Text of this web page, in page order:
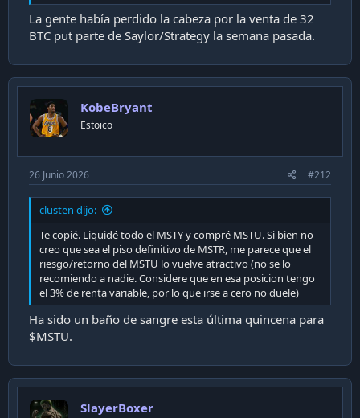
La gente había perdido la cabeza por la venta de 32
BTC put parte de Saylor/Strategy la semana pasada.
KobeBryant
Estoico
26 Junio 2026 #212
clusten dijo:
Te copié. Liquidé todo el MSTY y compré MSTU. Si bien no
creo que sea el piso definitivo de MSTR, me parece que el
riesgo/retorno del MSTU lo vuelve atractivo (no se lo
recomiendo a nadie. Considere que en esa posicion tengo
el 3% de renta variable, por lo que irse a cero no duele)
Ha sido un baño de sangre esta última quincena para
$MSTU.
SlayerBoxer